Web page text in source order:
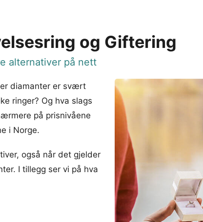
og Giftering
alternativer på nett
diamanter er svært
ringer? Og hva slags
på prisnivåene
i Norge.
også når det gjelder
I tillegg ser vi på hva